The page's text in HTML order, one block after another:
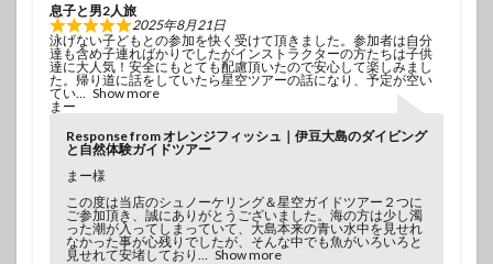
息子と男2人旅
2025年8月21日
泳げない子どもとの参加を快く受けて頂きました。参加者は自分
達も含め子連ればかりでしたがインストラクターの方たちは子供
達に大人気！安全にもとても配慮頂いたので安心して楽しみまし
た。帰り道に話をしていたら星空ツアーの話になり、予定が空い
てい
Show more
まー
Response from オレンジフィッシュ｜伊豆大島のダイビング
と自然体験ガイドツアー
まー様
この度は当店のシュノーケリング＆星空ガイドツアー２つに
ご参加頂き、誠にありがとうございました。海の方は少し濁
った潮が入ってしまっていて、大島本来の青い水中を見せれ
なかった事が心残りでしたが、そんな中でも魚がいろいろと
見せれて安堵しており
Show more